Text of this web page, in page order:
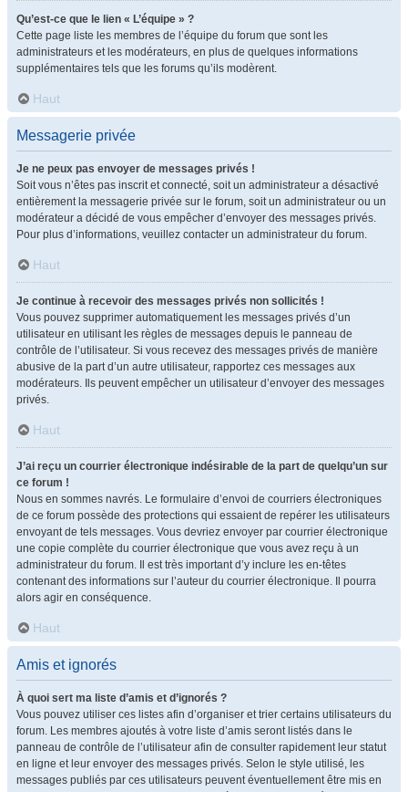
Qu’est-ce que le lien « L’équipe » ?
Cette page liste les membres de l’équipe du forum que sont les
administrateurs et les modérateurs, en plus de quelques informations
supplémentaires tels que les forums qu’ils modèrent.
Haut
Messagerie privée
Je ne peux pas envoyer de messages privés !
Soit vous n’êtes pas inscrit et connecté, soit un administrateur a désactivé
entièrement la messagerie privée sur le forum, soit un administrateur ou un
modérateur a décidé de vous empêcher d’envoyer des messages privés.
Pour plus d’informations, veuillez contacter un administrateur du forum.
Haut
Je continue à recevoir des messages privés non sollicités !
Vous pouvez supprimer automatiquement les messages privés d’un
utilisateur en utilisant les règles de messages depuis le panneau de
contrôle de l’utilisateur. Si vous recevez des messages privés de manière
abusive de la part d’un autre utilisateur, rapportez ces messages aux
modérateurs. Ils peuvent empêcher un utilisateur d’envoyer des messages
privés.
Haut
J’ai reçu un courrier électronique indésirable de la part de quelqu’un sur
ce forum !
Nous en sommes navrés. Le formulaire d’envoi de courriers électroniques
de ce forum possède des protections qui essaient de repérer les utilisateurs
envoyant de tels messages. Vous devriez envoyer par courrier électronique
une copie complète du courrier électronique que vous avez reçu à un
administrateur du forum. Il est très important d’y inclure les en-têtes
contenant des informations sur l’auteur du courrier électronique. Il pourra
alors agir en conséquence.
Haut
Amis et ignorés
À quoi sert ma liste d’amis et d’ignorés ?
Vous pouvez utiliser ces listes afin d’organiser et trier certains utilisateurs du
forum. Les membres ajoutés à votre liste d’amis seront listés dans le
panneau de contrôle de l’utilisateur afin de consulter rapidement leur statut
en ligne et leur envoyer des messages privés. Selon le style utilisé, les
messages publiés par ces utilisateurs peuvent éventuellement être mis en